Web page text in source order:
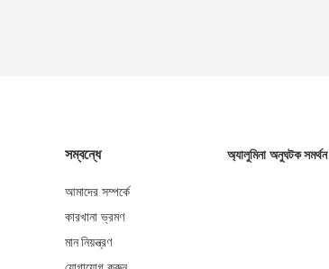
সম্বন্ধে
আমাদের সম্পর্কে
কারখানা ভ্রমণ
মান নিয়ন্ত্রণ
অ্যালুমিনা অনুঘটক সমর্থন